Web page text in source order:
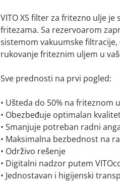
VITO XS filter za friteznо ulje
fritezama. Sa rezervoarom
sistemom vakuumske
rukovanje friteznim uljem u
Sve prednosti na prvi pogled:
• Ušteda do 50% na friteznom
• Obezbeđuje optimalan
• Smanjuje potreban radni
• Maksimalna bezbednost na
• Održivo rešenje
• Digitalni nadzor putem
• Jednostavan i higijenski